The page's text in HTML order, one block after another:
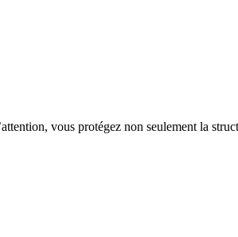
vous protégez non seulement la